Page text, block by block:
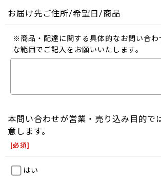
お届け先ご住所/希望日/商品
※商品・配達に関する具体的なお問い合わ
な範囲でご記入をお願いいたします。
本問い合わせが営業・売り込み目的で
意します。
[必須]
はい